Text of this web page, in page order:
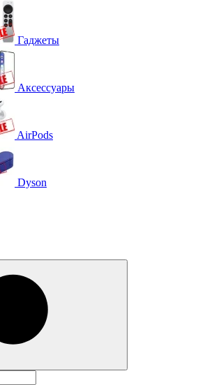
Гаджеты
Аксессуары
AirPods
Dyson